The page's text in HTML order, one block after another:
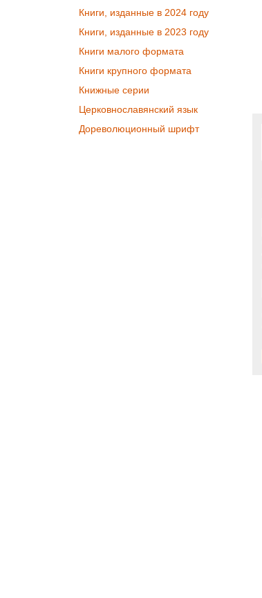
Книги, изданные в 2024 году
Книги, изданные в 2023 году
Книги малого формата
Книги крупного формата
Книжные серии
Церковнославянский язык
Дореволюционный шрифт